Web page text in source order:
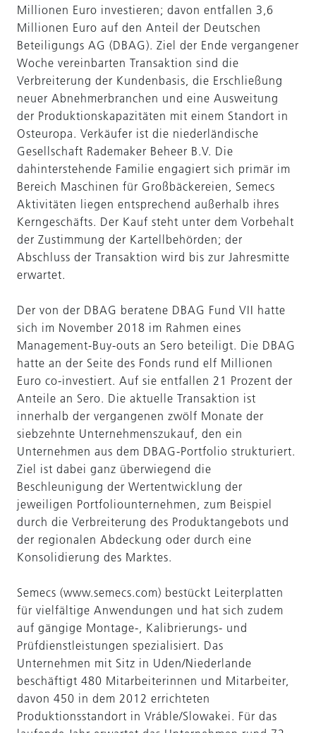
Millionen Euro investieren; davon entfallen 3,6
Millionen Euro auf den Anteil der Deutschen
Beteiligungs AG (DBAG). Ziel der Ende vergangener
Woche vereinbarten Transaktion sind die
Verbreiterung der Kundenbasis, die Erschließung
neuer Abnehmerbranchen und eine Ausweitung
der Produktionskapazitäten mit einem Standort in
Osteuropa. Verkäufer ist die niederländische
Gesellschaft Rademaker Beheer B.V. Die
dahinterstehende Familie engagiert sich primär im
Bereich Maschinen für Großbäckereien, Semecs
Aktivitäten liegen entsprechend außerhalb ihres
Kerngeschäfts. Der Kauf steht unter dem Vorbehalt
der Zustimmung der Kartellbehörden; der
Abschluss der Transaktion wird bis zur Jahresmitte
erwartet.
Der von der DBAG beratene DBAG Fund VII hatte
sich im November 2018 im Rahmen eines
Management-Buy-outs an Sero beteiligt. Die DBAG
hatte an der Seite des Fonds rund elf Millionen
Euro co-investiert. Auf sie entfallen 21 Prozent der
Anteile an Sero. Die aktuelle Transaktion ist
innerhalb der vergangenen zwölf Monate der
siebzehnte Unternehmenszukauf, den ein
Unternehmen aus dem DBAG-Portfolio strukturiert.
Ziel ist dabei ganz überwiegend die
Beschleunigung der Wertentwicklung der
jeweiligen Portfoliounternehmen, zum Beispiel
durch die Verbreiterung des Produktangebots und
der regionalen Abdeckung oder durch eine
Konsolidierung des Marktes.
Semecs (www.semecs.com) bestückt Leiterplatten
für vielfältige Anwendungen und hat sich zudem
auf gängige Montage-, Kalibrierungs- und
Prüfdienstleistungen spezialisiert. Das
Unternehmen mit Sitz in Uden/Niederlande
beschäftigt 480 Mitarbeiterinnen und Mitarbeiter,
davon 450 in dem 2012 errichteten
Produktionsstandort in Vráble/Slowakei. Für das